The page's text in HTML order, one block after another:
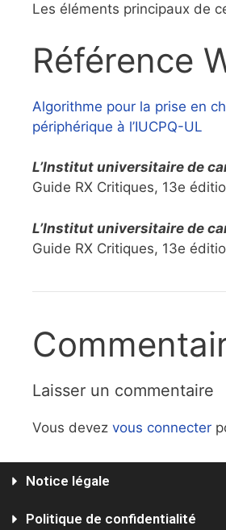
Les éléments principaux de
Référence
Algorithme pour la prise en
périphérique à l’IUCPQ-UL
L’Institut universitaire de
Guide RX Critiques, 13e
L’Institut universitaire de
Guide RX Critiques, 13e
Laisser un commentaire
Vous devez vous connecter
Notice légale
Politique de confidentialité